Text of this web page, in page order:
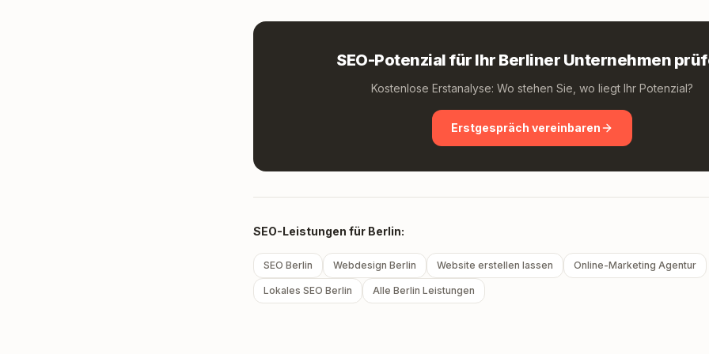
SEO-Potenzial für Ihr Berliner Unternehmen
Kostenlose Erstanalyse: Wo stehen Sie, wo liegt Ihr Potenzial?
Erstgespräch vereinbaren
SEO-Leistungen für Berlin:
SEO Berlin Webdesign Berlin Website erstellen lassen Online-Marketing Agentur
Lokales SEO Berlin Alle Berlin Leistungen